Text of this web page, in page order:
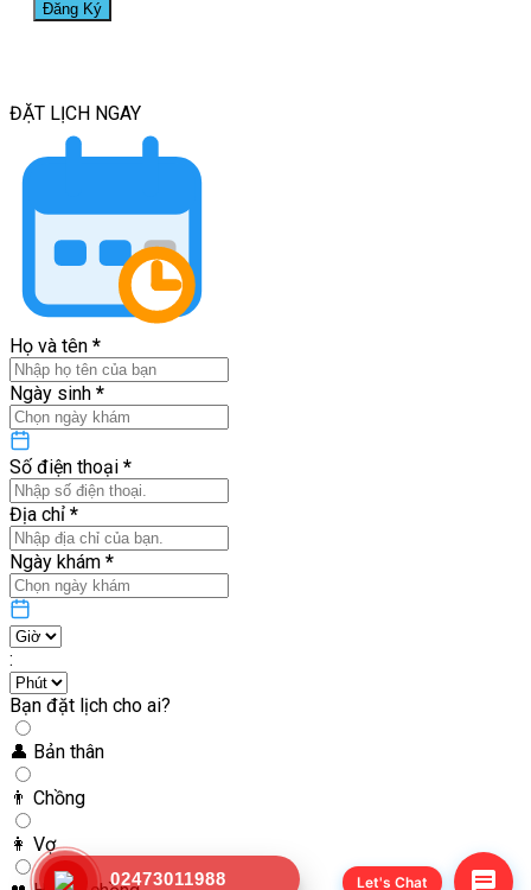
02473011988
ĐẶT LỊCH NGAY
Họ và tên *
Ngày sinh *
Số điện thoại *
Địa chỉ *
Ngày khám *
:
Bạn đặt lịch cho ai?
👤 Bản thân
👨 Chồng
👩 Vợ
Let's Chat